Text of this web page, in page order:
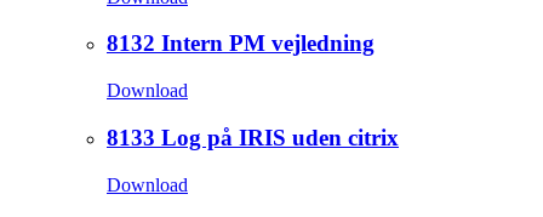
8132 Intern PM vejledning
Download
8133 Log på IRIS uden citrix
Download